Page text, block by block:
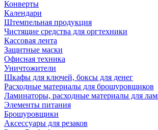
Конверты
Календари
Штемпельная продукция
Чистящие средства для оргтехники
Кассовая лента
Защитные маски
Офисная техника
Уничтожители
Шкафы для ключей, боксы для денег
Расходные материалы для брошуровщиков
Ламинаторы, расходные материалы для
Элементы питания
Брошуровщики
Аксессуары для резаков